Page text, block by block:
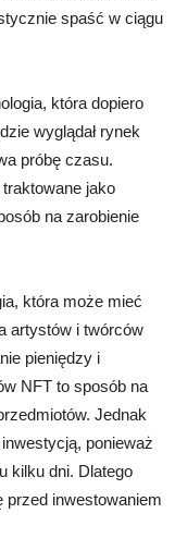
spaść w ciągu
która dopiero
wyglądał rynek
próbę czasu.
jako
na zarobienie
która może mieć
artystów i twórców
pieniędzy i
NFT to sposób na
Jednak
ponieważ
kilku dni. Dlatego
przed inwestowaniem